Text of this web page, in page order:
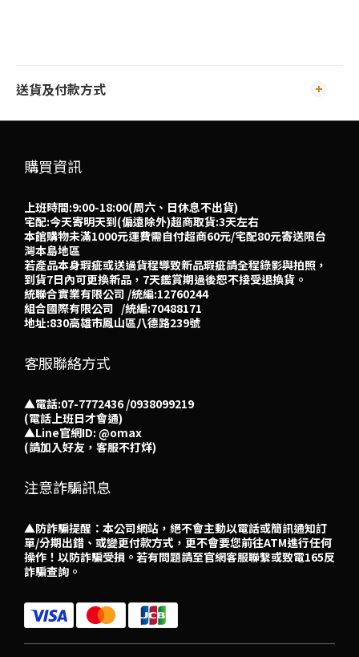
送貨及付款方式
購買資訊
上班時間:9:00-18:00(周六、日休息不出貨)
宅配:今天寄明天到(偏遠除外)超商取貨:3天左右
本館購物未滿1000元運費需自付超商60元/宅配80元寄送限台
灣本島地區
若產品本身瑕疵或送過貨程導致新品瑕疵請全程錄影與拍照，
到貨7日內可更換新品，7天鑑賞期過後恕不接受退換貨。
統聯合實業有限公司 /統編:12760244
組合國際有限公司 /統編:70488171
地址:830高雄市鳳山區八德路239號
客服聯絡方式
▲電話:07-7772436 /0938099219
(電話上班日才會通)
▲Line官網ID: @omax​
(請加入好友，客服不打烊)
注意詐騙訊息
▲防詐騙提醒：本公司網站，絕不會主動以電話或簡訊通知訂
單/分期出錯、或變更付款方式，更不會要您前往ATM進行任何
操作！以防詐騙受損。若有問題請至官網客服聯繫或致電165反
詐騙查詢。